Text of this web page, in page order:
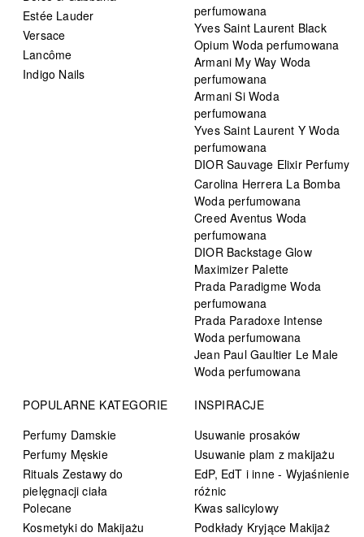
Estée Lauder
Versace
Lancôme
Indigo Nails
perfumowana
Yves Saint Laurent Black
Opium Woda perfumowana
Armani My Way Woda
perfumowana
Armani Si Woda
perfumowana
Yves Saint Laurent Y Woda
perfumowana
DIOR Sauvage Elixir Perfumy
Carolina Herrera La Bomba
Woda perfumowana
Creed Aventus Woda
perfumowana
DIOR Backstage Glow
Maximizer Palette
Prada Paradigme Woda
perfumowana
Prada Paradoxe Intense
Woda perfumowana
Jean Paul Gaultier Le Male
Woda perfumowana
POPULARNE KATEGORIE
Perfumy Damskie
Perfumy Męskie
Rituals Zestawy do
pielęgnacji ciała
Polecane
Kosmetyki do Makijażu
INSPIRACJE
Usuwanie prosaków
Usuwanie plam z makijażu
EdP, EdT i inne - Wyjaśnienie
różnic
Kwas salicylowy
Podkłady Kryjące Makijaż